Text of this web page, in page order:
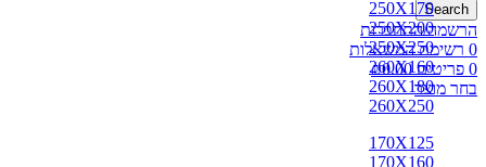
Search
הרשמה/התחברות
0 רשימת המשאלות
0 פריטים ₪0.00
בחר מוצר
250X170
250X200
250X250
260X160
260X180
260X250
170X125
170X160